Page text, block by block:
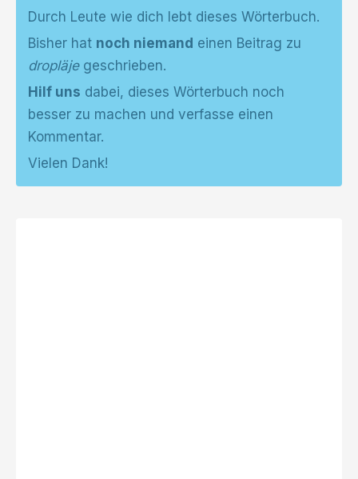
Durch Leute wie dich lebt dieses Wörterbuch.
Bisher hat noch niemand einen Beitrag zu
dropläjegeschrieben.
Hilf uns dabei, dieses Wörterbuch noch
besser zu machen und verfasse einen
Kommentar.
Vielen Dank!